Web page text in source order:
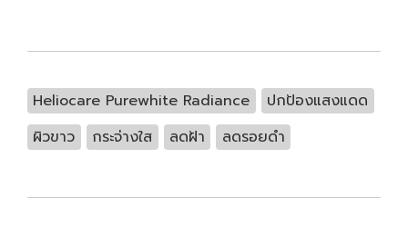
Heliocare Purewhite Radiance
ปกป้องแสงแดด
ผิวขาว
กระจ่างใส ลดฝ้า ลดรอยดำ